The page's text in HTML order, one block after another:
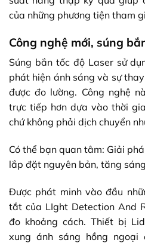
của những phương tiện tham
Công nghệ mới, súng
Súng bắn tốc độ Laser sử
phát hiện ánh sáng và sự
được đo lường. Công nghệ
trực tiếp hơn dựa vào thời
chứ không phải dịch chuyển
Có thể bạn quan tâm: Giải
lắp đặt nguyên bản, tăng
Được phát minh vào đầu
tắt của LIght Detection And
đo khoảng cách. Thiết bị
xung ánh sáng hồng ngoại